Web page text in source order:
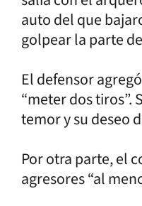
auto del que
golpear la parte
El defensor
“meter dos tiros”.
temor y su deseo
Por otra parte, el
agresores “al